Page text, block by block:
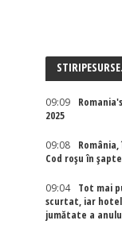
09:09
2025
09:08
Cod roșu în
09:04
Tot mai
scurtat, iar
jumătate a